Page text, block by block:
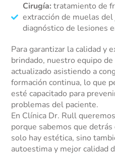
Cirugía: tratamiento de
extracción de muelas
diagnóstico de lesiones
Para garantizar la calidad y
brindado, nuestro equipo
actualizado asistiendo a
formación continua, lo que
esté capacitado para
problemas del paciente.
En Clínica Dr. Rull
porque sabemos que
solo hay estética, sino
autoestima y mejor calidad